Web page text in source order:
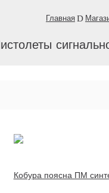
Главная
Кобура поясна ПМ